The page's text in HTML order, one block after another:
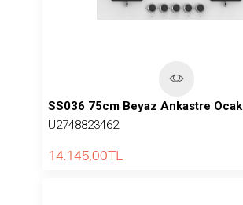
SS036 75cm Beyaz Ankastre Ocak
U2748823462
14.145,00TL